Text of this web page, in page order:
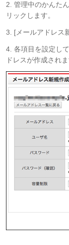
2. 管理中のかんた
リックします。
3. [メールアドレス
4. 各項目を設定し
ドレスが作成されま